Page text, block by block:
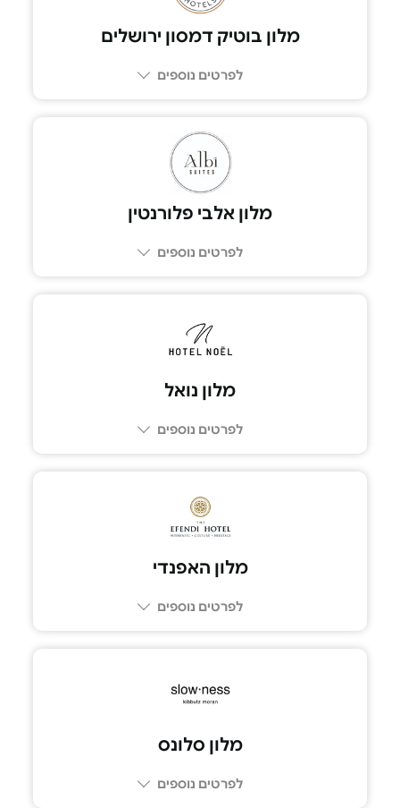
מלון בוטיק דמסון ירושלים
לפרטים נוספים
מלון אלבי פלורנטין
לפרטים נוספים
מלון נואל
לפרטים נוספים
מלון האפנדי
לפרטים נוספים
מלון סלונס
לפרטים נוספים